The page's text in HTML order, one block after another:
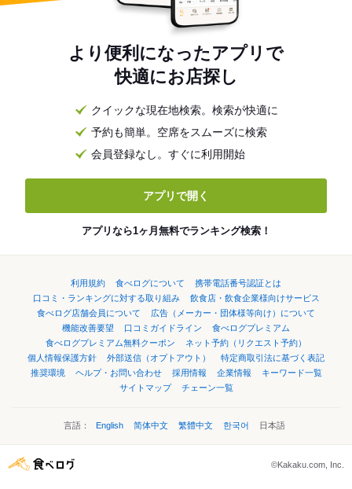
より便利になったアプリで
快適にお店探し
クイックな現在地検索。検索が快適に
予約も簡単。空席をスムーズに検索
会員登録なし。すぐに利用開始
アプリで開く
アプリなら1ヶ月無料でランキング検索！
利用規約 食べログについて
携帯電話番号認証とは
口コミ・ランキングに対する取り組み
飲食店・飲食企業様向けサービス
食べログ店舗会員について
広告（メーカー・団体様等向け）について
機能改善要望
口コミガイドライン
食べログプレミアム
食べログプレミアム無料クーポン
ネット予約（リクエスト予約）
個人情報保護方針
外部送信（オプトアウト）
特定商取引法に基づく表記
推奨環境
ヘルプ・お問い合わせ 採用情報 企業情報
キーワード一覧
サイトマップ
チェーン一覧
言語： English 简体中文 繁體中文 한국어 日本語
©Kakaku.com, Inc.